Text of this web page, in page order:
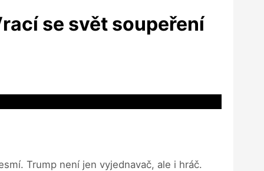
se svět soupeření
Trump není jen vyjednavač, ale i hráč.